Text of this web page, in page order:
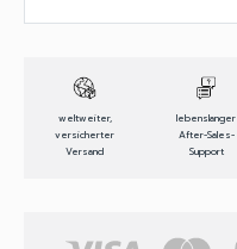
weltweiter,
versicherter
Versand
lebenslanger
After-Sales-
Support